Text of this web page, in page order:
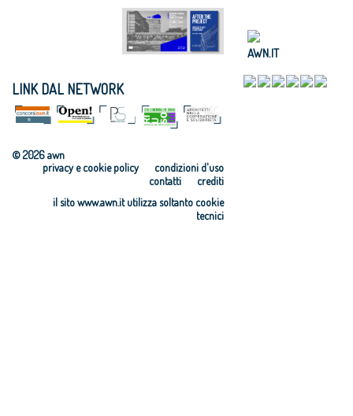
LINK DAL NETWORK
© 2026 awn
condizioni d'uso
privacy e cookie policy
crediti
contatti
il sito www.awn.it utilizza soltanto cookie
tecnici
AWN.IT